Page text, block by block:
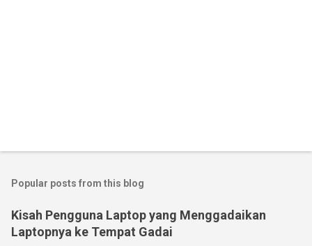
Popular posts from this blog
Kisah Pengguna Laptop yang Menggadaikan
Laptopnya ke Tempat Gadai